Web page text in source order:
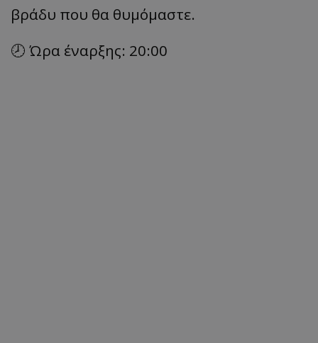
βράδυ που θα θυμόμαστε.
🕗 Ώρα έναρξης: 20:00